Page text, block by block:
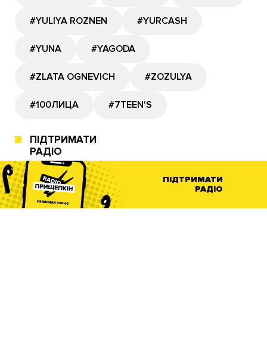
#YULIYA ROZNEN #YURCASH
#YUNA #YAGODA
#ZLATA OGNEVICH #ZOZULYA
#100ЛИЦА #7TEEN'S
ПІДТРИМАТИ
РАДІО
ПІДТРИМАТИ
РАДІО